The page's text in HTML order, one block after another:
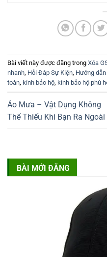
Bài viết này được đăng trong Xóa
nhanh, Hỏi Đáp Sự Kiện, Hướng dẫn
toàn, kính bảo hộ, kính bảo hộ phù
Áo Mưa – Vật Dụng Không
Thể Thiếu Khi Bạn Ra Ngoài
BÀI MỚI ĐĂNG